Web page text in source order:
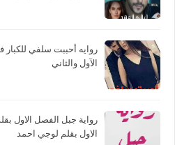
روايه أحببت سلفي
الآول والثاني
رواية جبل الفصل الاول
الاول بقلم لوجي احمد